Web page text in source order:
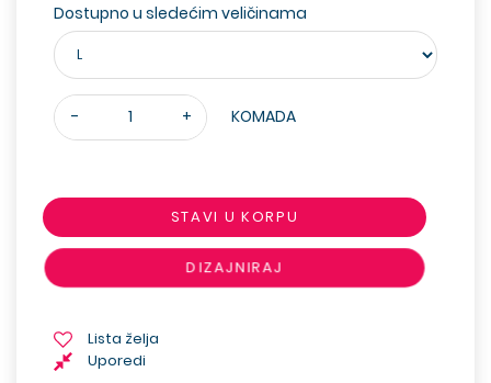
Dostupno u sledećim veličinama
- + KOMADA
STAVI U KORPU
DIZAJNIRAJ
Lista želja
Uporedi